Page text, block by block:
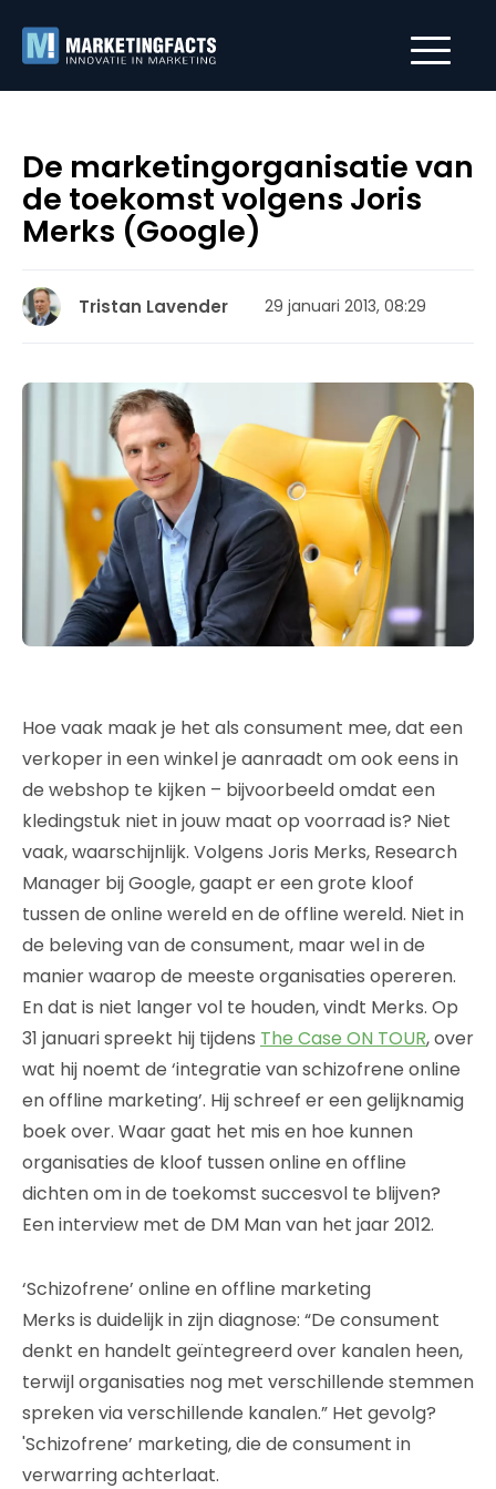
De marketingorganisatie van
de toekomst volgens Joris
Merks (Google)
Tristan Lavender 29 januari 2013, 08:29
Hoe vaak maak je het als consument mee, dat een
verkoper in een winkel je aanraadt om ook eens in
de webshop te kijken – bijvoorbeeld omdat een
kledingstuk niet in jouw maat op voorraad is? Niet
vaak, waarschijnlijk. Volgens Joris Merks, Research
Manager bij Google, gaapt er een grote kloof
tussen de online wereld en de offline wereld. Niet in
de beleving van de consument, maar wel in de
manier waarop de meeste organisaties opereren.
En dat is niet langer vol te houden, vindt Merks. Op
31 januari spreekt hij tijdens The Case ON TOUR, over
wat hij noemt de ‘integratie van schizofrene online
en offline marketing’. Hij schreef er een gelijknamig
boek over. Waar gaat het mis en hoe kunnen
organisaties de kloof tussen online en offline
dichten om in de toekomst succesvol te blijven?
Een interview met de DM Man van het jaar 2012.
‘Schizofrene’ online en offline marketing
Merks is duidelijk in zijn diagnose: “De consument
denkt en handelt geïntegreerd over kanalen heen,
terwijl organisaties nog met verschillende stemmen
spreken via verschillende kanalen.” Het gevolg?
'Schizofrene’ marketing, die de consument in
verwarring achterlaat.